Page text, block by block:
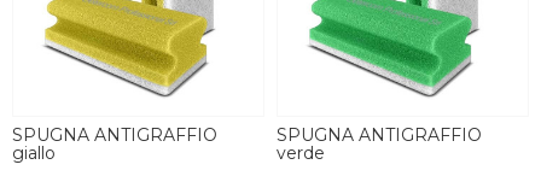
SPUGNA ANTIGRAFFIO
giallo
SPUGNA ANTIGRAFFIO
verde